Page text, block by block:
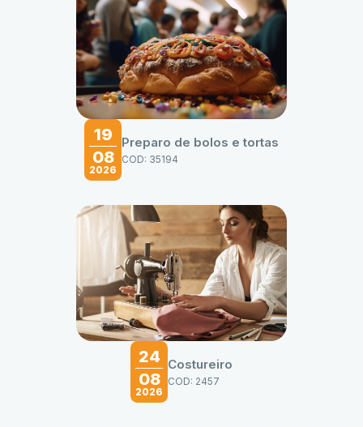
19
08
2026
Preparo de bolos e tortas
COD: 35194
24
08
2026
Costureiro
COD: 2457